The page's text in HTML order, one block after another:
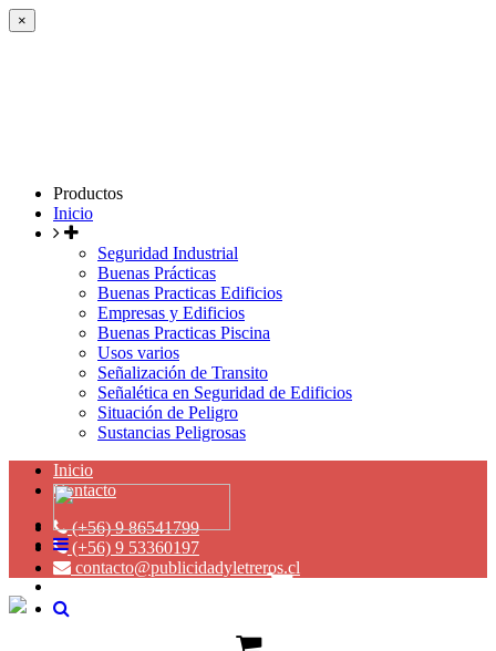
×
Productos
Inicio
Seguridad Industrial
Buenas Prácticas
Buenas Practicas Edificios
Empresas y Edificios
Buenas Practicas Piscina
Usos varios
Señalización de Transito
Señalética en Seguridad de Edificios
Situación de Peligro
Sustancias Peligrosas
Inicio
Contacto
(+56) 9 86541799
(+56) 9 53360197
contacto@publicidadyletreros.cl